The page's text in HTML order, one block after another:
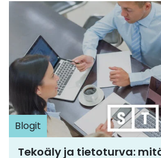
Blogit
Tekoäly ja tietoturva: